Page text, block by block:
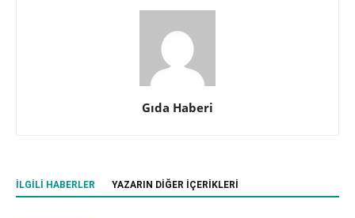
Gıda Haberi
İLGILI HABERLER YAZARIN DIĞER İÇERIKLERI